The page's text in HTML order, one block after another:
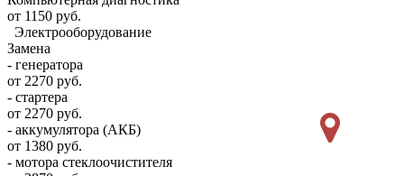
от 1150 руб.
Электрооборудование
Замена
- генератора
от 2270 руб.
- стартера
от 2270 руб.
- аккумулятора (АКБ)
от 1380 руб.
- мотора стеклоочистителя